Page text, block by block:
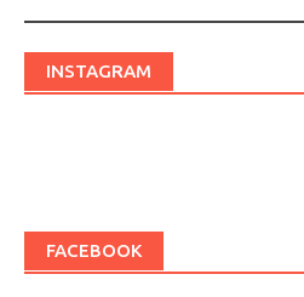
INSTAGRAM
FACEBOOK